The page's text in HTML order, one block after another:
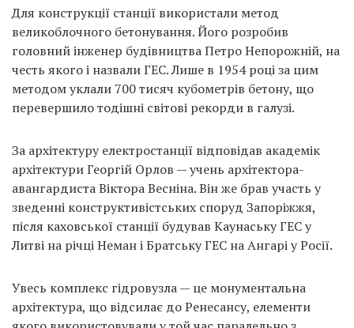
Для конструкції станції використали метод
великоблочного бетонування. Його розробив
головний інженер будівництва Петро Непорожній, на
честь якого і назвали ГЕС. Лише в 1954 році за цим
методом уклали 700 тисяч кубометрів бетону, що
перевершило тодішні світові рекорди в галузі.
За архітектуру електростанції відповідав академік
архітектури Георгій Орлов — учень архітектора-
авангардиста Віктора Весніна. Він же брав участь у
зведенні конструктивістських споруд Запоріжжя,
після каховської станції будував Каунаську ГЕС у
Литві на річці Неман і Братську ГЕС на Ангарі у Росії.
Увесь комплекс гідровузла — це монументальна
архітектура, що відсилає до Ренесансу, елементи